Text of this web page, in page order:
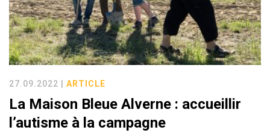
27.09.2022 | ARTICLE
La Maison Bleue Alverne : accueillir
l’autisme à la campagne